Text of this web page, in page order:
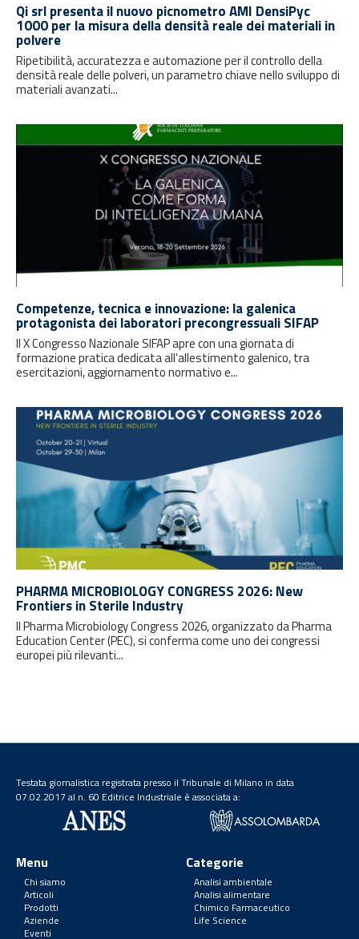
Qi srl presenta il nuovo picnometro AMI DensiPyc
1000 per la misura della densità reale dei materiali in
polvere
Ripetibilità, accuratezza e automazione per il controllo della
densità reale delle polveri, un parametro chiave nello sviluppo di
materiali avanzati...
Competenze, tecnica e innovazione: la galenica
protagonista dei laboratori precongressuali SIFAP
Il X Congresso Nazionale SIFAP apre con una giornata di
formazione pratica dedicata all'allestimento galenico, tra
esercitazioni, aggiornamento normativo e...
PHARMA MICROBIOLOGY CONGRESS 2026: New
Frontiers in Sterile Industry
Il Pharma Microbiology Congress 2026, organizzato da Pharma
Education Center (PEC), si conferma come uno dei congressi
europei più rilevanti...
Testata giornalistica registrata presso il Tribunale di Milano in data
07.02.2017 al n. 60 Editrice Industriale è associata a:
Menu
Chi siamo
Articoli
Prodotti
Aziende
Eventi
Categorie
Analisi ambientale
Analisi alimentare
Chimico Farmaceutico
Life Science